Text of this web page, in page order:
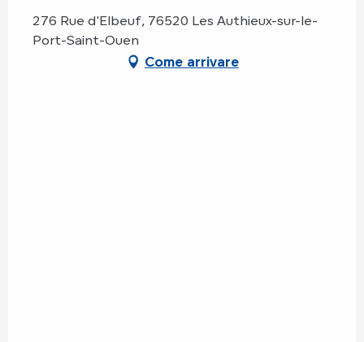
276 Rue d'Elbeuf, 76520 Les Authieux-sur-le-
Port-Saint-Ouen
Come arrivare